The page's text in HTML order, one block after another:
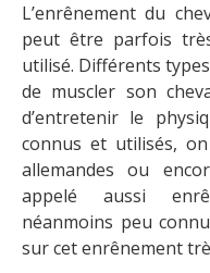
L’enrênement du
peut être parfois
utilisé. Différents
de muscler son
d’entretenir le
connus et utilisés,
allemandes ou
appelé aussi
néanmoins peu
sur cet enrênement